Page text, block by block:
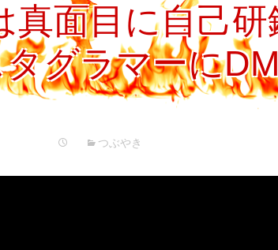
ッ
真面目に自己
グラマーに
つぶやき